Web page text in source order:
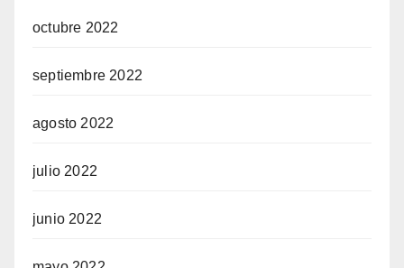
octubre 2022
septiembre 2022
agosto 2022
julio 2022
junio 2022